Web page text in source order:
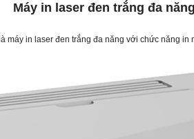
Máy in laser đen trắng đa
là máy in laser đen trắng đa năng với chức năng